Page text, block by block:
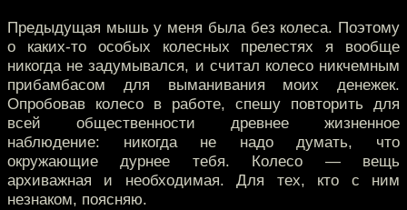
Предыдущая мышь у меня была без колеса. Поэтому
о каких-то особых колесных прелестях я вообще
никогда не задумывался, и считал колесо никчемным
прибамбасом для выманивания моих денежек.
Опробовав колесо в работе, спешу повторить для
всей общественности древнее жизненное
наблюдение: никогда не надо думать, что
окружающие дурнее тебя. Колесо — вещь
архиважная и необходимая. Для тех, кто с ним
незнаком, поясняю.